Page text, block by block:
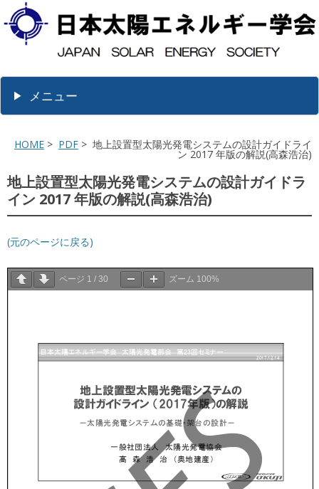
メニュー
HOME > PDF > 地上設置型太陽光発電システムの設計ガイドライ
ン 2017 年版の解説(高森浩治)
地上設置型太陽光発電システムの設計ガイドラ
イン 2017 年版の解説(高森浩治)
(元のページに戻る)
ページ 1 / 30 ズーム 100%